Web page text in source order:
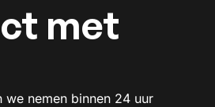
met
nemen binnen 24 uur